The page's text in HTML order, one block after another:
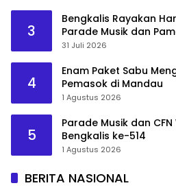
3
Bengkalis Rayakan
Parade Musik dan
31 Juli 2026
4
Enam Paket Sabu
Pemasok di Mandau
1 Agustus 2026
5
Parade Musik dan
Bengkalis ke-514
1 Agustus 2026
BERITA NASIONAL